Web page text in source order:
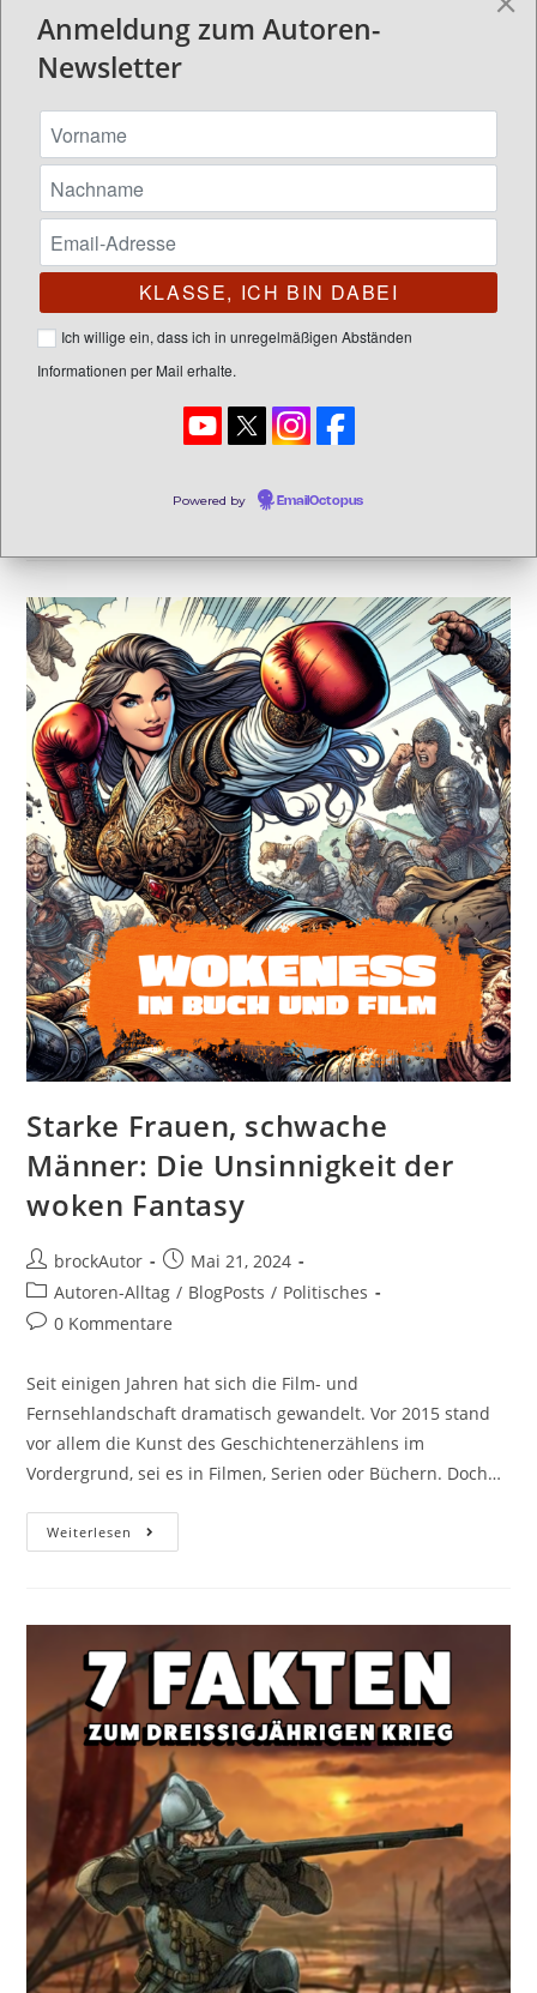
Neue Kleider für Klassiker
brockAutor
Ankündigungen / Autoren-Alltag / BlogPosts
0 Kommentare
Buch veröffentlicht habe. Die letzten Jahre waren beruflich
und bildungstechnisch äußerst fordernd für mich. Neben
dem Abendgymnasium habe ich…
Starke Frauen, schwache
Männer: Die Unsinnigkeit der
woken Fantasy
brockAutor
Mai 21, 2024
Autoren-Alltag / BlogPosts / Politisches
0 Kommentare
Seit einigen Jahren hat sich die Film- und
Fernsehlandschaft dramatisch gewandelt. Vor 2015 stand
vor allem die Kunst des Geschichtenerzählens im
Vordergrund, sei es in Filmen, Serien oder Büchern. Doch…
Weiterlesen
Anmeldung zum Autoren-
Newsletter
Ich willige ein, dass ich in unregelmäßigen Abständen
Informationen per Mail erhalte.
Powered by EmailOctopus